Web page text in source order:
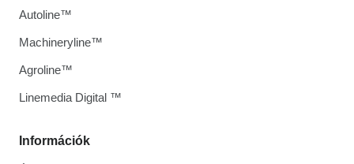
Információk
Autoline™
Machineryline™
Agroline™
Linemedia Digital ™